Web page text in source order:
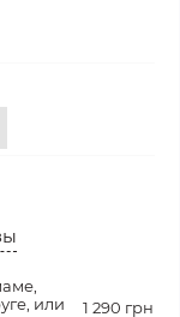
или
1 290 грн